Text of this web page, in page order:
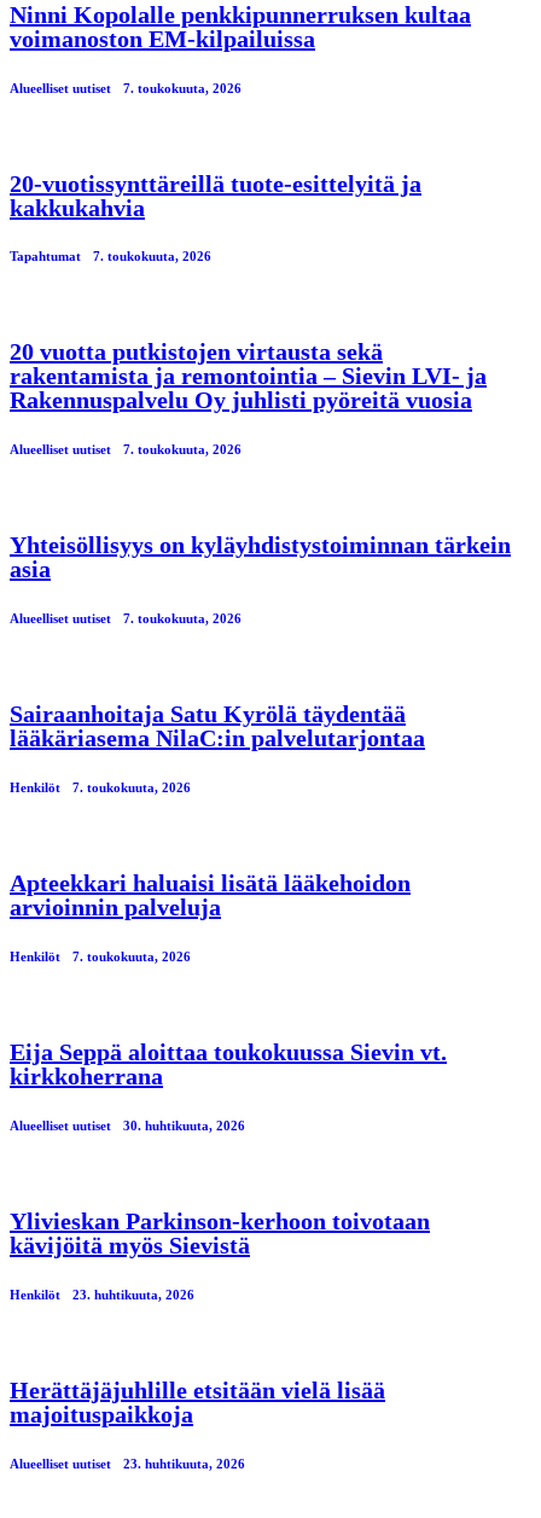
Ninni Kopolalle penkkipunnerruksen kultaa
voimanoston EM-kilpailuissa
Alueelliset uutiset 7. toukokuuta, 2026
20-vuotissynttäreillä tuote-esittelyitä ja
kakkukahvia
Tapahtumat 7. toukokuuta, 2026
20 vuotta putkistojen virtausta sekä
rakentamista ja remontointia – Sievin LVI- ja
Rakennuspalvelu Oy juhlisti pyöreitä vuosia
Alueelliset uutiset 7. toukokuuta, 2026
Yhteisöllisyys on kyläyhdistystoiminnan tärkein
asia
Alueelliset uutiset 7. toukokuuta, 2026
Sairaanhoitaja Satu Kyrölä täydentää
lääkäriasema NilaC:in palvelutarjontaa
Henkilöt 7. toukokuuta, 2026
Apteekkari haluaisi lisätä lääkehoidon
arvioinnin palveluja
Henkilöt 7. toukokuuta, 2026
Eija Seppä aloittaa toukokuussa Sievin vt.
kirkkoherrana
Alueelliset uutiset 30. huhtikuuta, 2026
Ylivieskan Parkinson-kerhoon toivotaan
kävijöitä myös Sievistä
Henkilöt 23. huhtikuuta, 2026
Herättäjäjuhlille etsitään vielä lisää
majoituspaikkoja
Alueelliset uutiset 23. huhtikuuta, 2026